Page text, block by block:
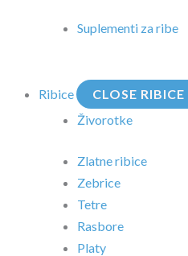
Suplementi za ribe
Ribice CLOSE RIBICE
Živorotke
Zlatne ribice
Zebrice
Tetre
Rasbore
Platy